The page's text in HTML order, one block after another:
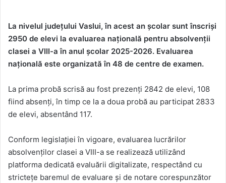
La nivelul județului Vaslui, în acest an școlar sunt înscriși
2950 de elevi la evaluarea națională pentru absolvenții
clasei a VIII-a în anul școlar 2025-2026. Evaluarea
națională este organizată în 48 de centre de examen.
La prima probă scrisă au fost prezenți 2842 de elevi, 108
fiind absenți, în timp ce la a doua probă au participat 2833
de elevi, absentând 117.
Conform legislației în vigoare, evaluarea lucrărilor
absolvenților clasei a VIII-a se realizează utilizând
platforma dedicată evaluării digitalizate, respectând cu
strictețe baremul de evaluare și de notare corespunzător